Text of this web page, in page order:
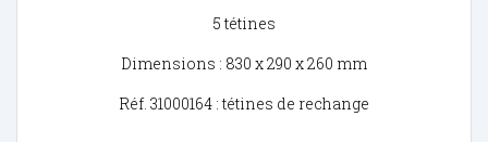
5 tétines
Dimensions : 830 x 290 x 260 mm
Réf. 31000164 : tétines de rechange